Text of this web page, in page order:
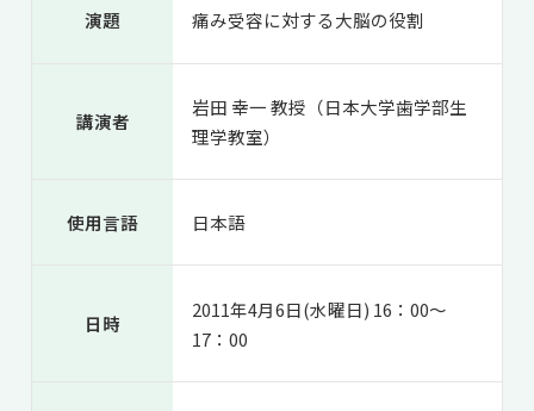
研究成果
国際バイオゼミナール
サマーキャンプ
海外ラボインターンシップ
UCDリトリート
UCDオンラインゼミナール
就職実績
卒業生の声
就職支援
入試情報TOP
研究＆授業
イベント
生活
アクセス
お問い
合わせ
領域棟
マップ
受験生の方へ
教職員の方へ
地域・一般の方へ
企業・研究者の方へ
演題 痛み受容に対する大脳の役割
講演者
岩田 幸一 教授（日本大学歯学部生
理学教室）
使用言語 日本語
日時
2011年4月6日(水曜日) 16：00～
17：00